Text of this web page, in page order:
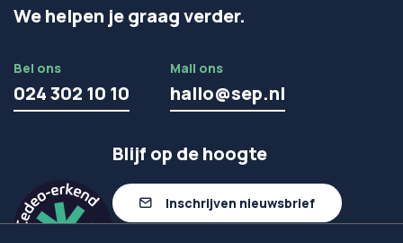
We helpen je graag verder.
Bel ons
024 302 10 10
Mail ons
hallo@sep.nl
Blijf op de hoogte
Inschrijven nieuwsbrief